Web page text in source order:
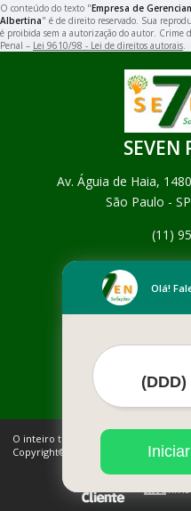
O conteúdo do texto "Empresa de
Albertina" é de direito reservado. Sua
é proibida sem a autorização do autor. Crime
Penal – Lei 9610/98 - Lei de direitos autorais.
SEVEN
Av. Águia de Haia,
São Paulo -
(11)
Mais
O inteiro teor deste site está sujeito
Copyright© SEVEN RESIDUOS (Lei
Olá!